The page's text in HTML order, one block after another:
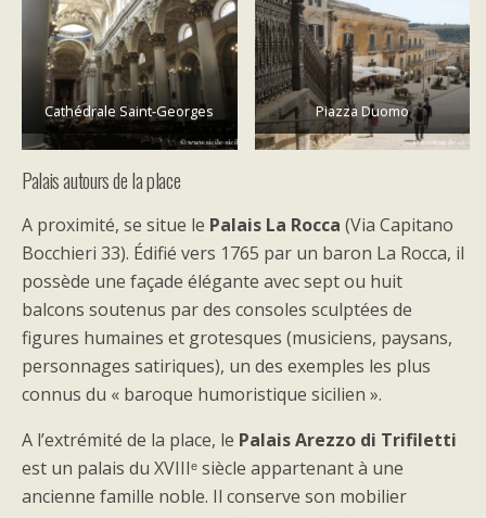
Cathédrale Saint-Georges Piazza Duomo
Palais autours de la place
A proximité, se situe le Palais La Rocca (Via Capitano
Bocchieri 33). Édifié vers 1765 par un baron La Rocca, il
possède une façade élégante avec sept ou huit
balcons soutenus par des consoles sculptées de
figures humaines et grotesques (musiciens, paysans,
personnages satiriques), un des exemples les plus
connus du « baroque humoristique sicilien ».
A l’extrémité de la place, le Palais Arezzo di Trifiletti
est un palais du XVIIIᵉ siècle appartenant à une
ancienne famille noble. Il conserve son mobilier